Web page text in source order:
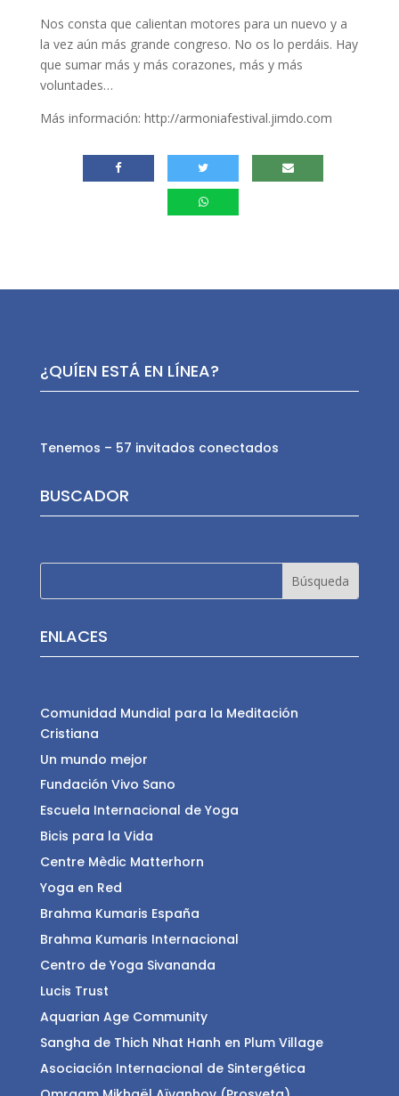
Nos consta que calientan motores para un nuevo y a
la vez aún más grande congreso. No os lo perdáis. Hay
que sumar más y más corazones, más y más
voluntades…
Más información: http://armoniafestival.jimdo.com
¿QUÍEN ESTÁ EN LÍNEA?
Tenemos – 57 invitados conectados
BUSCADOR
ENLACES
Comunidad Mundial para la Meditación
Cristiana
Un mundo mejor
Fundación Vivo Sano
Escuela Internacional de Yoga
Bicis para la Vida
Centre Mèdic Matterhorn
Yoga en Red
Brahma Kumaris España
Brahma Kumaris Internacional
Centro de Yoga Sivananda
Lucis Trust
Aquarian Age Community
Sangha de Thich Nhat Hanh en Plum Village
Asociación Internacional de Sintergética